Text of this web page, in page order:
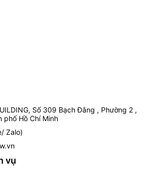
Số 309 Bạch Đằng , Phường 2 ,
phố Hồ Chí Minh
Zalo)
vụ